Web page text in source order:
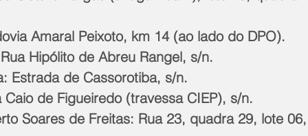
Amaral Peixoto, km 14 (ao lado do DPO).
Hipólito de Abreu Rangel, s/n.
Estrada de Cassorotiba, s/n.
Caio de Figueiredo (travessa CIEP), s/n.